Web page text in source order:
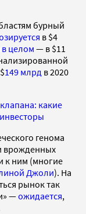
бурный
в $4
в целом — в $11
149 млрд в 2020
какие
генома
врожденных
к ним (многие
Джоли). На
рынок так
—ожидается,